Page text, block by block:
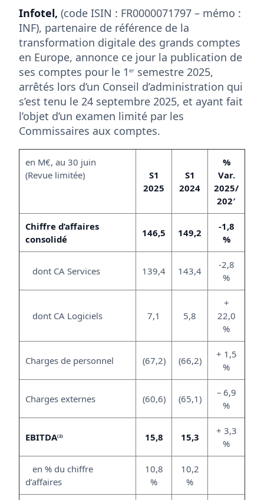
Infotel, (code ISIN : FR0000071797 – mémo :
INF), partenaire de référence de la
transformation digitale des grands comptes
en Europe, annonce ce jour la publication de
ses comptes pour le 1 er semestre 2025,
arrêtés lors d’un Conseil d’administration qui
s’est tenu le 24 septembre 2025, et ayant fait
l’objet d’un examen limité par les
Commissaires aux comptes.
en M€, au 30 juin
(Revue limitée)
S1
2025
S1
2024
%
Var.
2025/
202′
Chiffre d’affaires
consolidé
146,5 149,2
-1,8
%
dont CA Services 139,4 143,4
-2,8
%
dont CA Logiciels 7,1 5,8
+
22,0
%
Charges de personnel (67,2) (66,2)
+ 1,5
%
Charges externes (60,6) (65,1)
– 6,9
%
EBITDA(2) 15,8 15,3
+ 3,3
%
en % du chiffre
d’affaires
10,8
%
10,2
%